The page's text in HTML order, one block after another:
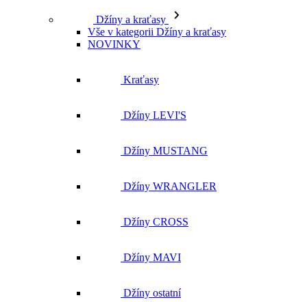
Džíny a kraťasy
Vše v kategorii Džíny a kraťasy
NOVINKY
Kraťasy
Džíny LEVI'S
Džíny MUSTANG
Džíny WRANGLER
Džíny CROSS
Džíny MAVI
Džíny ostatní